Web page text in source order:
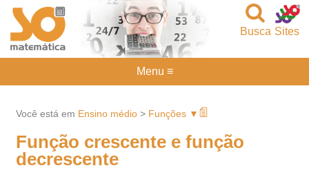
Sites
Busca
Você está em Ensino médio > Funções ▼
Função crescente e função
decrescente